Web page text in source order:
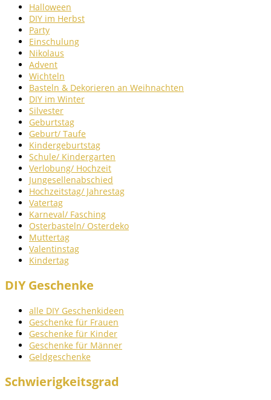
Halloween
DIY im Herbst
Party
Einschulung
Nikolaus
Advent
Wichteln
Basteln & Dekorieren an Weihnachten
DIY im Winter
Silvester
Geburtstag
Geburt/ Taufe
Kindergeburtstag
Schule/ Kindergarten
Verlobung/ Hochzeit
Jungesellenabschied
Hochzeitstag/ Jahrestag
Vatertag
Karneval/ Fasching
Osterbasteln/ Osterdeko
Muttertag
Valentinstag
Kindertag
DIY Geschenke
alle DIY Geschenkideen
Geschenke für Frauen
Geschenke für Kinder
Geschenke für Männer
Geldgeschenke
Schwierigkeitsgrad